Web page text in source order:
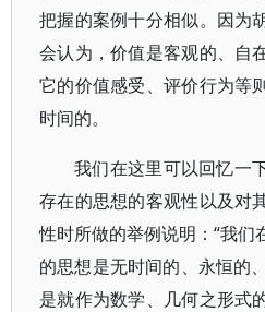
把握的案例十分相似。因为
会认为，价值是客观的、自
它的价值感受、评价行为等
时间的。
我们在这里可以回忆一
存在的思想的客观性以及对
性时所做的举例说明：“我们
的思想是无时间的、永恒的
是就作为数学、几何之形式